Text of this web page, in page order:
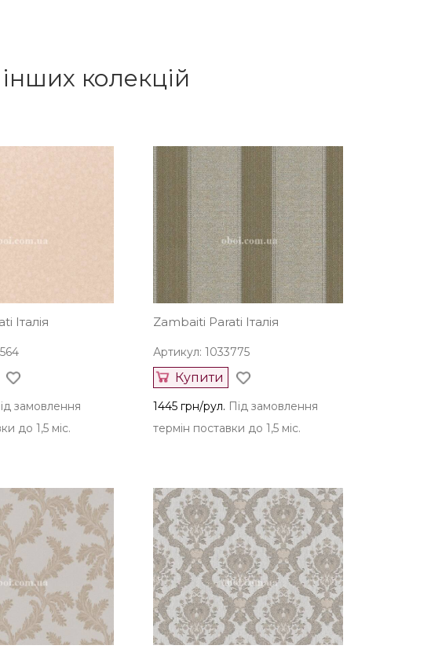
колекцій
Італія
замовлення
до 1,5 міс.
Zambaiti Parati Італія
Артикул: 1033775
Купити
1445 грн/рул. Під замовлення
термін поставки до 1,5 міс.